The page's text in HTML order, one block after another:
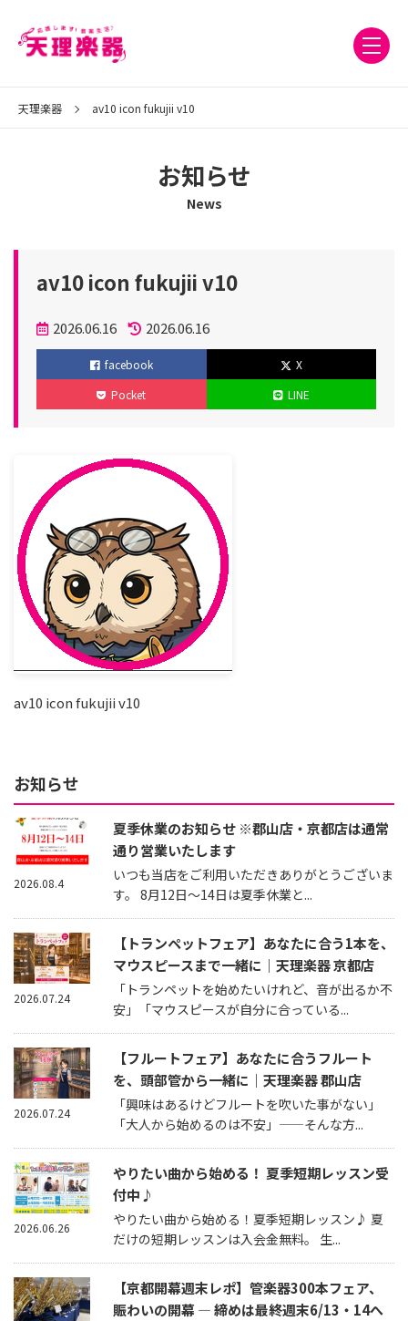
天理楽器 av10 icon fukujii v10
お知らせ
News
av10 icon fukujii v10
投
稿
日
2026.06.16
更
新
2026.06.16
facebook
X
Pocket
LINE
av10 icon fukujii v10
お知らせ
夏季休業のお知らせ ※郡山店・京都店は通常
通り営業いたします
いつも当店をご利用いただきありがとうございま
す。 8月12日～14日は夏季休業と...
2026.08.4
【トランペットフェア】あなたに合う1本を、
マウスピースまで一緒に｜天理楽器 京都店
「トランペットを始めたいけれど、音が出るか不
安」「マウスピースが自分に合っている...
2026.07.24
【フルートフェア】あなたに合うフルート
を、頭部管から一緒に｜天理楽器 郡山店
「興味はあるけどフルートを吹いた事がない」
「大人から始めるのは不安」——そんな方...
2026.07.24
やりたい曲から始める！ 夏季短期レッスン受
付中♪
やりたい曲から始める！夏季短期レッスン♪ 夏
だけの短期レッスンは入会金無料。 生...
2026.06.26
【京都開幕週末レポ】管楽器300本フェア、
賑わいの開幕 — 締めは最終週末6/13・14へ